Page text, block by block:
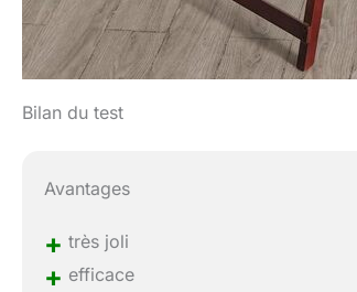
Bilan du test
Avantages
+ très joli
+ efficace